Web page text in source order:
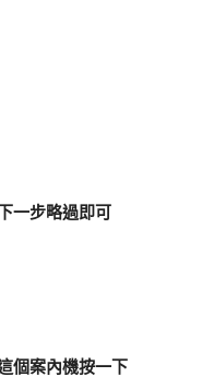
一步略過即可
個案內機按一下